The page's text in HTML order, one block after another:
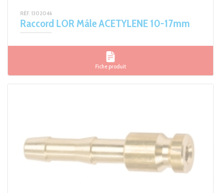
RÉF. 1302046
Raccord LOR Mâle ACETYLENE 10-17mm
Fiche produit